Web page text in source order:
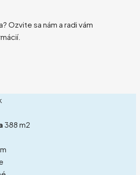
Ozvite sa nám a radi vám
388 m2